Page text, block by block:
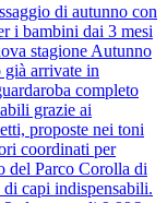
di autunno con
i bambini dai 3 mesi
stagione Autunno
già arrivate in
completo
grazie ai
proposte nei toni
coordinati per
del Parco Corolla di
capi indispensabili.